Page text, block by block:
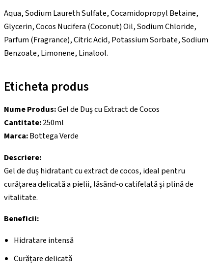
Aqua, Sodium Laureth Sulfate, Cocamidopropyl Betaine,
Glycerin, Cocos Nucifera (Coconut) Oil, Sodium Chloride,
Parfum (Fragrance), Citric Acid, Potassium Sorbate, Sodium
Benzoate, Limonene, Linalool.
Eticheta produs
Nume Produs:Gel de Duș cu Extract de Cocos
Cantitate:250ml
Marca:Bottega Verde
Descriere:
Gel de duș hidratant cu extract de cocos, ideal pentru
curățarea delicată a pielii, lăsând-o catifelată și plină de
vitalitate.
Beneficii:
Hidratare intensă
Curățare delicată